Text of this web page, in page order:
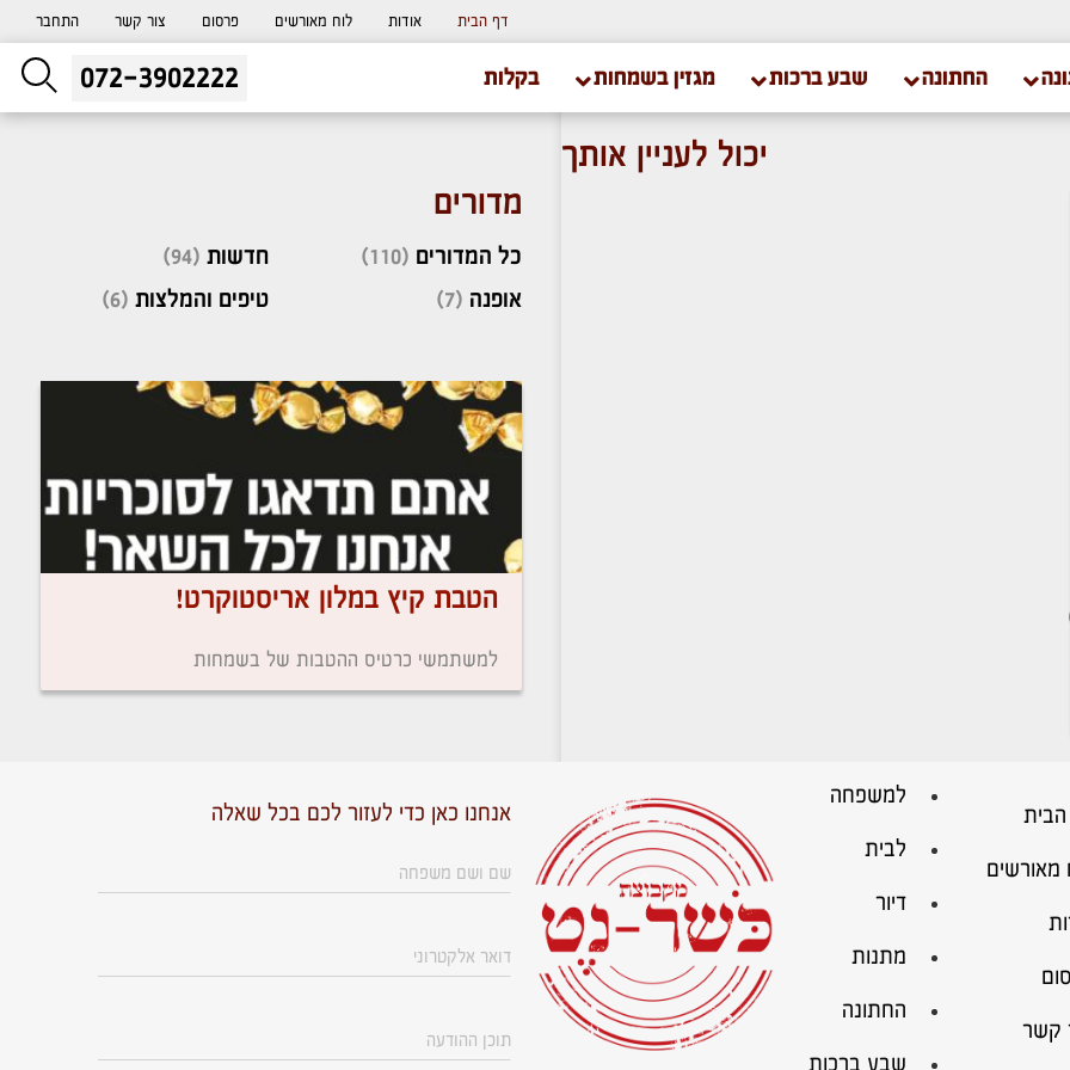
דף הבית אודות לוח מאורשים פרסום צור קשר התחבר
החתונה שבע ברכות מגזין בשמחות בקלות ליעוץ חינם
והזמנת כרטיס שמחות
072-3902222
יכול לעניין אותך
מדורים
כל המדורים (110)
אופנה (7)
חדשות (94)
טיפים והמלצות (6)
הטבת קיץ במלון אריסטוקרט!
למשתמשי כרטיס ההטבות של בשמחות
מאורשים
קשר
למשפחה
לבית
דיור
מתנות
החתונה
שבע ברכות
אנחנו כאן כדי לעזור לכם בכל שאלה